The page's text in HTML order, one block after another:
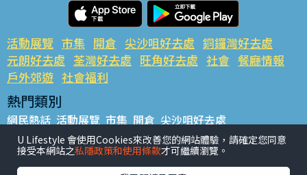
活動展覽 市集 開倉 尖沙咀好去處 銅鑼灣好去處
元朗好去處 荃灣好去處 旺角好去處 社會 餐廳情報
戶外郊遊 社會福利
熱門類別
網民熱話 活動展覽 市集 開倉 尖沙咀好去處
銅鑼灣好去處 元朗好去處 荃灣好去處 旺角好去處 社會
餐廳情報 戶外郊遊
U Lifestyle 會使用Cookies來改善您的網站體驗，請確定您同意
接受本網站之私隱政策和使用條款才可繼續瀏覽。